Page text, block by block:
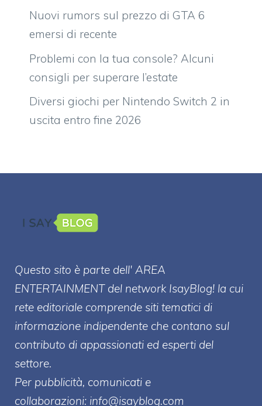
Nuovi rumors sul prezzo di GTA 6
emersi di recente
Problemi con la tua console? Alcuni
consigli per superare l’estate
Diversi giochi per Nintendo Switch 2 in
uscita entro fine 2026
Questo sito è parte dell' AREA
ENTERTAINMENT del network IsayBlog! la cui
rete editoriale comprende siti tematici di
informazione indipendente che contano sul
contributo di appassionati ed esperti del
settore.
Per pubblicità, comunicati e
collaborazioni: info@isayblog.com